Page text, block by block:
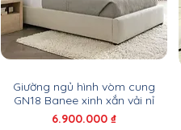
Giường ngủ hình vòm cung
GN18 Banee xinh xắn vải nỉ
Giá
6.900.000 ₫